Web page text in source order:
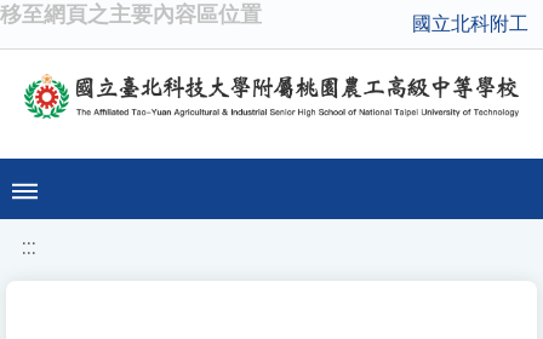
移至網頁之主要內容區位置 國立北科附工
:::